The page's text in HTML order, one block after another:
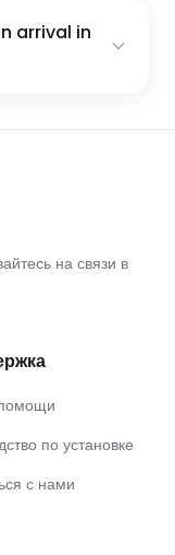
arrival in
на связи в
по установке
с нами